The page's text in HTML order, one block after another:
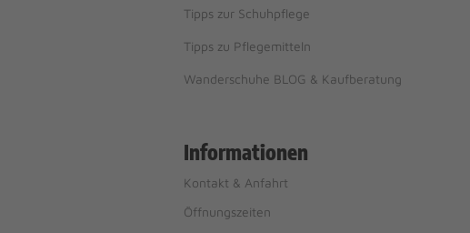
Tipps zur Schuhpflege
Tipps zu Pflegemitteln
Wanderschuhe BLOG & Kaufberatung
Informationen
Kontakt & Anfahrt
Öffnungszeiten